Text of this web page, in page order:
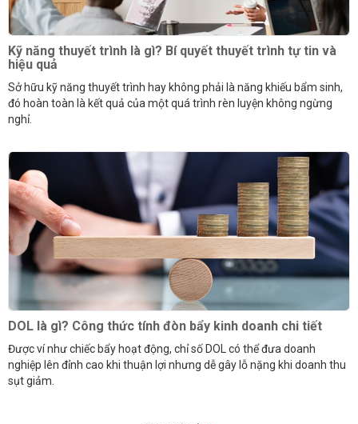
Kỹ năng thuyết trình là gì? Bí quyết thuyết trình tự tin và
hiệu quả
Sở hữu kỹ năng thuyết trình hay không phải là năng khiếu bẩm sinh,
đó hoàn toàn là kết quả của một quá trình rèn luyện không ngừng
nghỉ.
DOL là gì? Công thức tính đòn bẩy kinh doanh chi tiết
Được ví như chiếc bẩy hoạt động, chỉ số DOL có thể đưa doanh
nghiệp lên đỉnh cao khi thuận lợi nhưng dễ gây lỗ nặng khi doanh thu
sụt giảm.